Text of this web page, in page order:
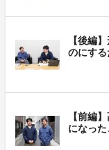
【後編
のにする
【前編
になっ